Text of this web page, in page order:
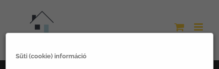
Süti (cookie) információ